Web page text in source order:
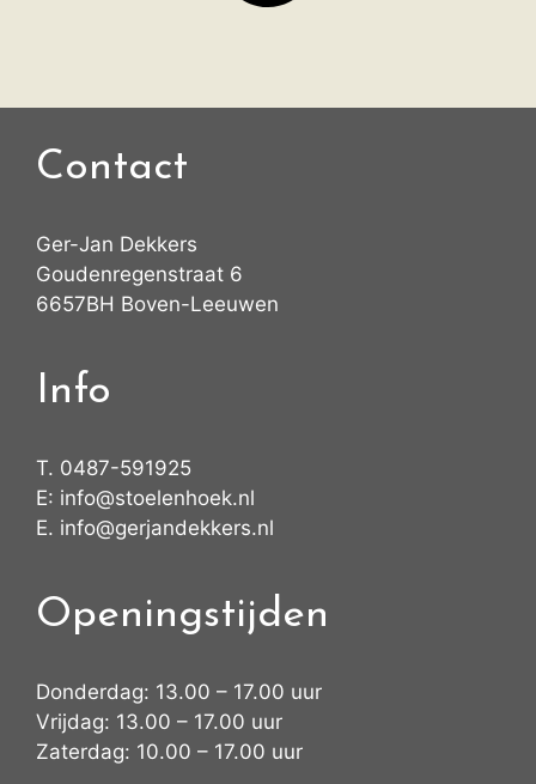
Contact
Ger-Jan Dekkers
Goudenregenstraat 6
6657BH Boven-Leeuwen
Info
T. 0487-591925
E: info@stoelenhoek.nl
E. info@gerjandekkers.nl
Openingstijden
Donderdag: 13.00 – 17.00 uur
Vrijdag: 13.00 – 17.00 uur
Zaterdag: 10.00 – 17.00 uur